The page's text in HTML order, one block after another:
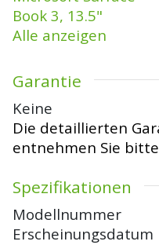
Book 3, 13.5"
Alle anzeigen
Garantie
Keine
Die detaillierten
entnehmen Sie
Spezifikationen
Modellnummer
Erscheinungsdatum